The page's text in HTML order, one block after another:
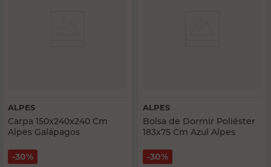
ALPES
Carpa 150x240x240 Cm
Alpes Galápagos
30%
ALPES
Bolsa de Dormir Poliéster
183x75 Cm Azul Alpes
30%